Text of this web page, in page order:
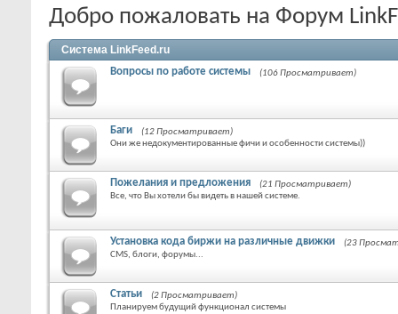
Добро пожаловать на Форум
Система LinkFeed.ru
Вопросы по работе системы (106 Просматривает)
Баги
(12 Просматривает)
Они же недокументированные фичи и особенности системы))
Пожелания и предложения
(21 Просматривает)
Все, что Вы хотели бы видеть в нашей системе.
Установка кода биржи на различные движки
(23
CMS, блоги, форумы...
Статьи
(2 Просматривает)
Планируем будущий функционал системы